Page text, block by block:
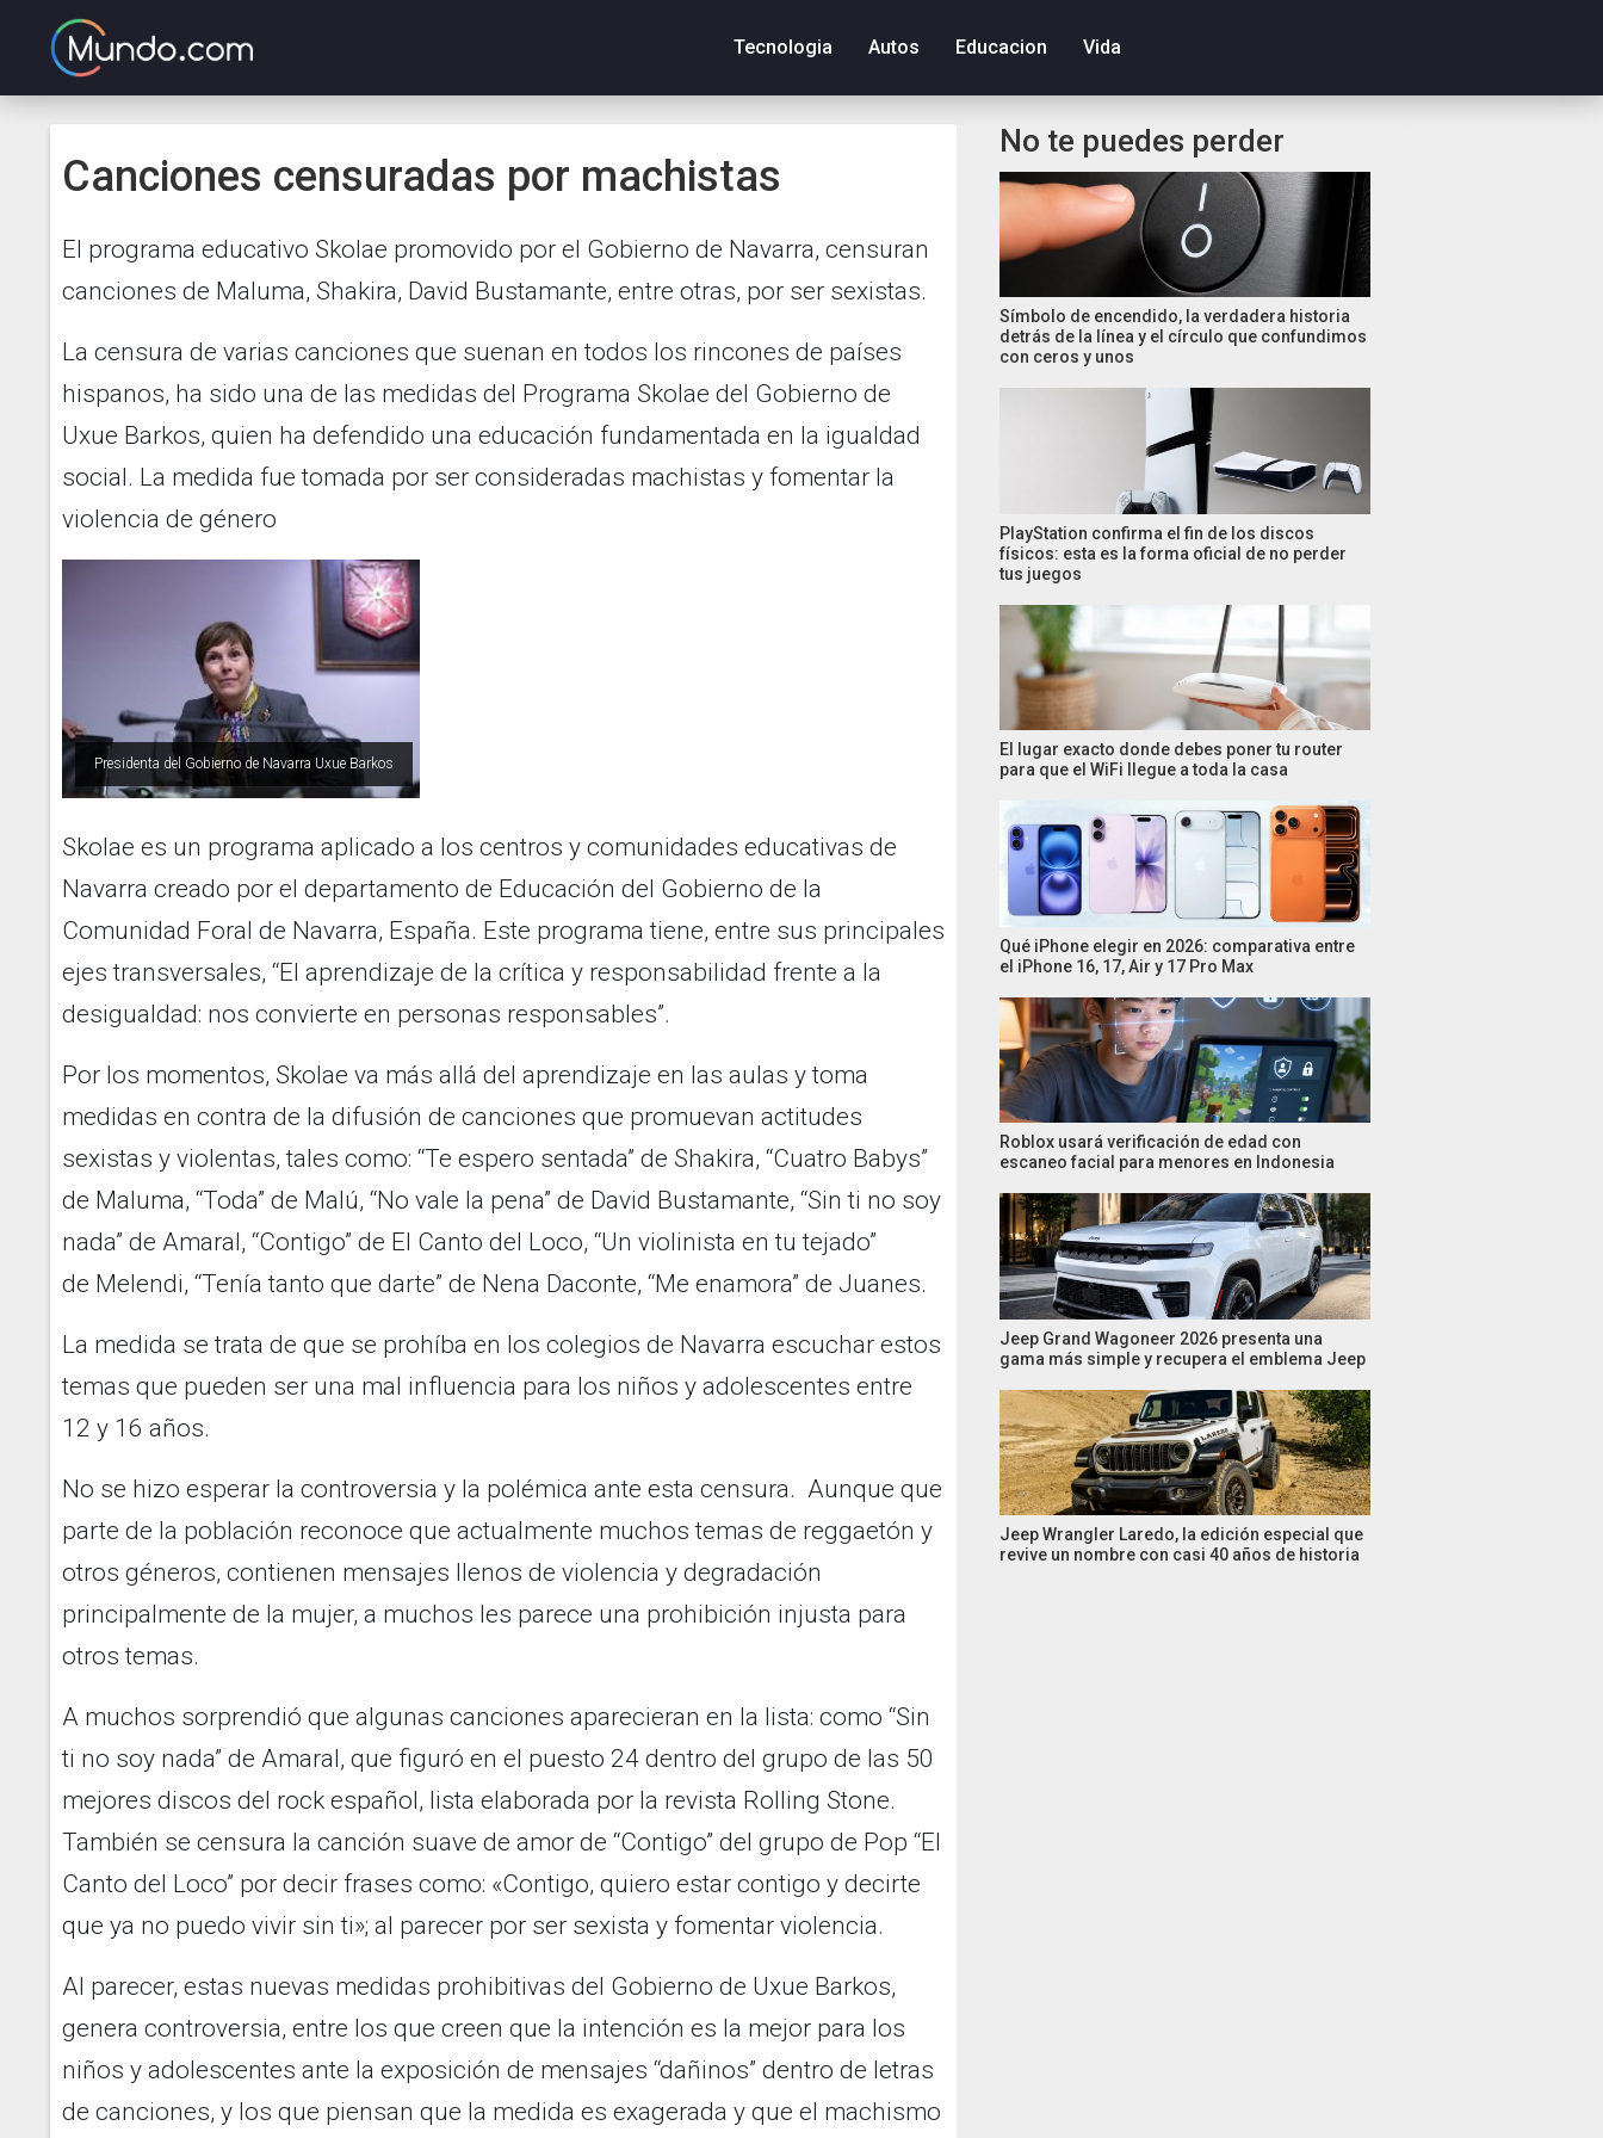
Tecnologia Autos Educacion Vida
Canciones censuradas por machistas
El programa educativo Skolae promovido por el Gobierno de Navarra, censuran
canciones de Maluma, Shakira, David Bustamante, entre otras, por ser sexistas.
La censura de varias canciones que suenan en todos los rincones de países
hispanos, ha sido una de las medidas del Programa Skolae del Gobierno de
Uxue Barkos, quien ha defendido una educación fundamentada en la igualdad
social. La medida fue tomada por ser consideradas machistas y fomentar la
violencia de género
Presidenta del Gobierno de Navarra Uxue Barkos
Skolae es un programa aplicado a los centros y comunidades educativas de
Navarra creado por el departamento de Educación del Gobierno de la
Comunidad Foral de Navarra, España. Este programa tiene, entre sus principales
ejes transversales, “El aprendizaje de la crítica y responsabilidad frente a la
desigualdad: nos convierte en personas responsables”.
Por los momentos, Skolae va más allá del aprendizaje en las aulas y toma
medidas en contra de la difusión de canciones que promuevan actitudes
sexistas y violentas, tales como: “Te espero sentada” de Shakira, “Cuatro Babys”
de Maluma, “Toda” de Malú, “No vale la pena” de David Bustamante, “Sin ti no soy
nada” de Amaral, “Contigo” de El Canto del Loco, “Un violinista en tu tejado”
de Melendi, “Tenía tanto que darte” de Nena Daconte, “Me enamora” de Juanes.
La medida se trata de que se prohíba en los colegios de Navarra escuchar estos
temas que pueden ser una mal influencia para los niños y adolescentes entre
12 y 16 años.
No se hizo esperar la controversia y la polémica ante esta censura. Aunque que
parte de la población reconoce que actualmente muchos temas de reggaetón y
otros géneros, contienen mensajes llenos de violencia y degradación
principalmente de la mujer, a muchos les parece una prohibición injusta para
otros temas.
A muchos sorprendió que algunas canciones aparecieran en la lista: como “Sin
ti no soy nada” de Amaral, que figuró en el puesto 24 dentro del grupo de las 50
mejores discos del rock español, lista elaborada por la revista Rolling Stone.
También se censura la canción suave de amor de “Contigo” del grupo de Pop “El
Canto del Loco” por decir frases como: «Contigo, quiero estar contigo y decirte
que ya no puedo vivir sin ti»; al parecer por ser sexista y fomentar violencia.
Al parecer, estas nuevas medidas prohibitivas del Gobierno de Uxue Barkos,
genera controversia, entre los que creen que la intención es la mejor para los
niños y adolescentes ante la exposición de mensajes “dañinos” dentro de letras
de canciones, y los que piensan que la medida es exagerada y que el machismo
No te puedes perder
Símbolo de encendido, la verdadera historia
detrás de la línea y el círculo que confundimos
con ceros y unos
PlayStation confirma el fin de los discos
físicos: esta es la forma oficial de no perder
tus juegos
El lugar exacto donde debes poner tu router
para que el WiFi llegue a toda la casa
Qué iPhone elegir en 2026: comparativa entre
el iPhone 16, 17, Air y 17 Pro Max
Roblox usará verificación de edad con
escaneo facial para menores en Indonesia
Jeep Grand Wagoneer 2026 presenta una
gama más simple y recupera el emblema Jeep
Jeep Wrangler Laredo, la edición especial que
revive un nombre con casi 40 años de historia